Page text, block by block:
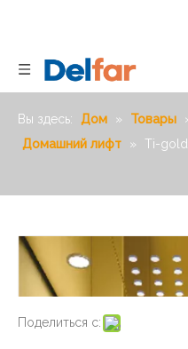
Вы здесь: Дом » Товары
Домашний лифт
» Ti-
Поделиться с: